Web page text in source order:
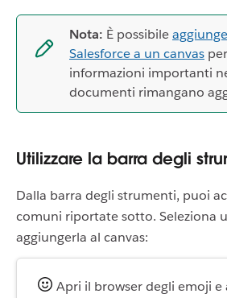
Nota: È possibile
Salesforce a un canvas
informazioni importanti
documenti rimangano
Utilizzare la barra degli
Dalla barra degli strumenti, puoi
comuni riportate sotto. Seleziona
aggiungerla al canvas:
Apri il browser degli emoji e